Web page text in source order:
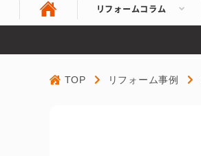
リフォームコラム
TOP リフォーム事例